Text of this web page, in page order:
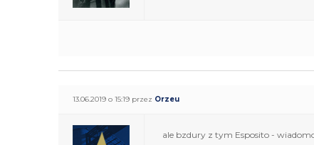
13.06.2019 o 15:19 przez Orzeu
ale bzdury z tym Esposito -